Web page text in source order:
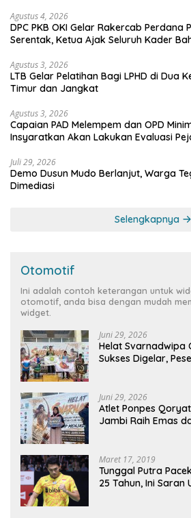
Agustus 4, 2026
DPC PKB OKI Gelar Rakercab Perdana
Serentak, Ketua Ajak Seluruh Kader
Agustus 3, 2026
LTB Gelar Pelatihan Bagi LPHD di Dua
Timur dan Jangkat
Agustus 3, 2026
Capaian PAD Melempem dan OPD
Insyaratkan Akan Lakukan Evaluasi
Juli 29, 2026
Demo Dusun Mudo Berlanjut, Warga
Dimediasi
Selengkapnya
Otomotif
Ini adalah contoh keterangan untuk
otomotif, anda bisa dengan mudah
widget.
Juni 29, 2026
Helat Svarnadwipa
Sukses Digelar,
Juni 29, 2026
Atlet Ponpes
Jambi Raih Emas
Maret 17, 2019
Tunggal Putra
25 Tahun, Ini